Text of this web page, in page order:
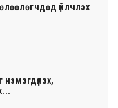
үйлчлэх